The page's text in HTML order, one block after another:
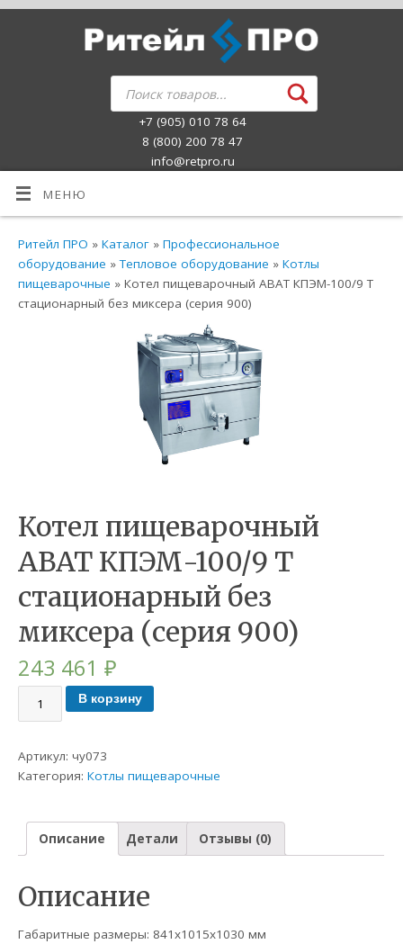
+7 (905) 010 78 64
8 (800) 200 78 47
info@retpro.ru
МЕНЮ
Ритейл ПРО »Каталог »Профессиональное
оборудование »Тепловое оборудование »Котлы
пищеварочные » Котел пищеварочный ABAT КПЭМ-100/9 Т
стационарный без миксера (серия 900)
Котел пищеварочный
ABAT КПЭМ-100/9 Т
стационарный без
миксера (серия 900)
243 461₽
В корзину
Артикул:чу073
Категория:Котлы пищеварочные
Описание Детали Отзывы (0)
Описание
Габаритные размеры: 841х1015х1030 мм